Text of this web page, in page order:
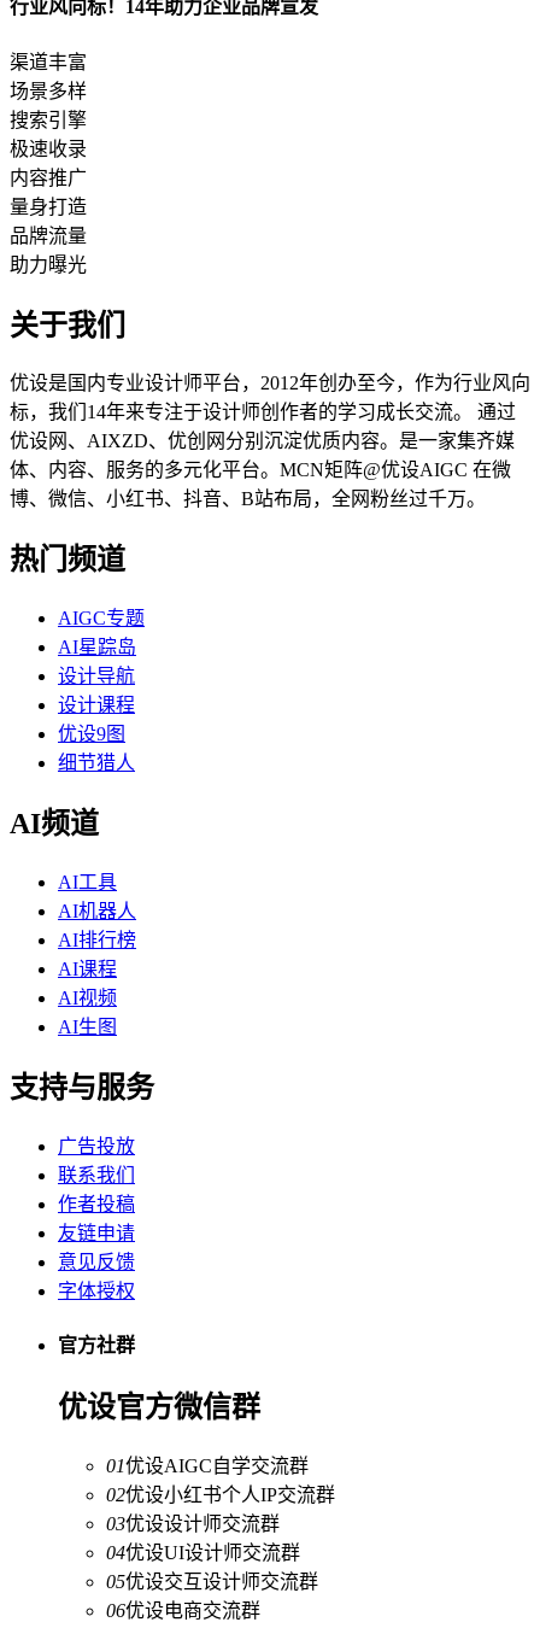
行业风向标！14年助力企业品牌宣发
渠道丰富
场景多样
搜索引擎
极速收录
内容推广
量身打造
品牌流量
助力曝光
关于我们
优设是国内专业设计师平台，2012年创办至今，作为行业风向
标，我们14年来专注于设计师创作者的学习成长交流。 通过
优设网、AIXZD、优创网分别沉淀优质内容。是一家集齐媒
体、内容、服务的多元化平台。MCN矩阵@优设AIGC 在微
博、微信、小红书、抖音、B站布局，全网粉丝过千万。
热门频道
AIGC专题
AI星踪岛
设计导航
设计课程
优设9图
细节猎人
AI频道
AI工具
AI机器人
AI排行榜
AI课程
AI视频
AI生图
支持与服务
广告投放
联系我们
作者投稿
友链申请
意见反馈
字体授权
官方社群
优设官方微信群
01优设AIGC自学交流群
02优设小红书个人IP交流群
03优设设计师交流群
04优设UI设计师交流群
05优设交互设计师交流群
06优设电商交流群